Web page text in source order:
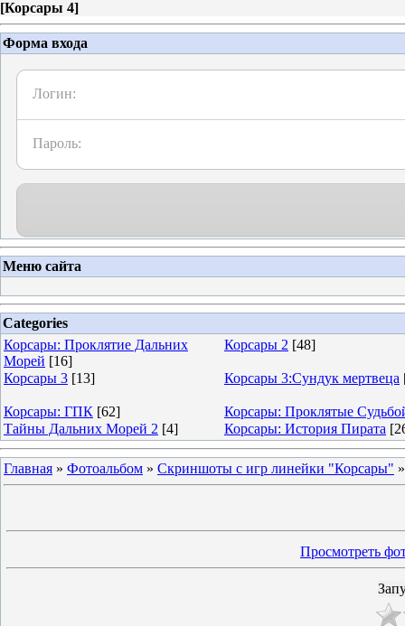
[Корсары 4]
Форма входа
Логин:
Пароль:
Меню сайта
Categories
Корсары: Проклятие Дальних
Морей [16]
Корсары 2 [48]
Корсары 3 [13] Корсары 3:Сундук мертвеца
Корсары: ГПК [62]
Корсары: Проклятые
Тайны Дальних Морей 2 [4] Корсары: История Пирата
Главная » Фотоальбом » Скриншоты с игр линейки "Корсары"
Просмотреть